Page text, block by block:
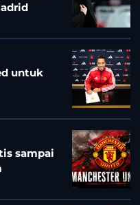
untuk
sampai